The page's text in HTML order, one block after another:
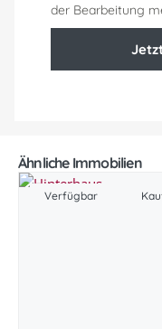
der Bearbeitung
Ähnliche Immobilien
Verfügbar